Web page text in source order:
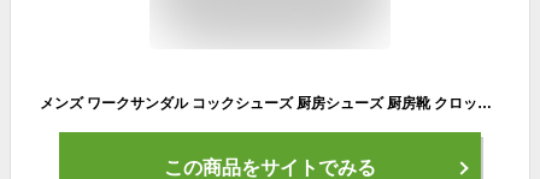
メンズ ワークサンダル コックシューズ 厨房シューズ 厨房靴 クロッグ サボ サンダル 樹脂製 先芯入り 衝撃吸収 立体ソール 安全サンダル
この商品をサイトでみる